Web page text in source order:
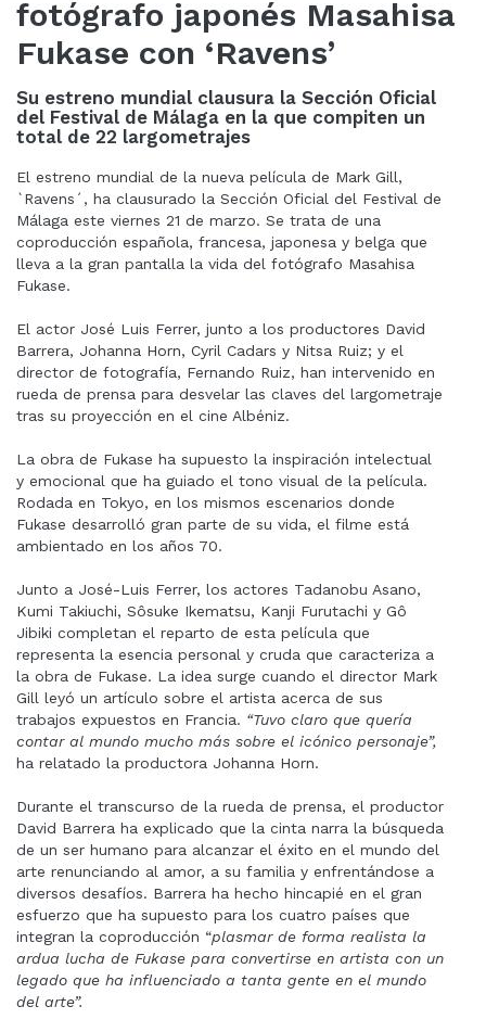
fotógrafo japonés Masahisa
Fukase con ‘Ravens’
Su estreno mundial clausura la Sección Oficial
del Festival de Málaga en la que compiten un
total de 22 largometrajes
El estreno mundial de la nueva película de Mark Gill,
`Ravens´, ha clausurado la Sección Oficial del Festival de
Málaga este viernes 21 de marzo. Se trata de una
coproducción española, francesa, japonesa y belga que
lleva a la gran pantalla la vida del fotógrafo Masahisa
Fukase.
El actor José Luis Ferrer, junto a los productores David
Barrera, Johanna Horn, Cyril Cadars y Nitsa Ruiz; y el
director de fotografía, Fernando Ruiz, han intervenido en
rueda de prensa para desvelar las claves del largometraje
tras su proyección en el cine Albéniz.
La obra de Fukase ha supuesto la inspiración intelectual
y emocional que ha guiado el tono visual de la película.
Rodada en Tokyo, en los mismos escenarios donde
Fukase desarrolló gran parte de su vida, el filme está
ambientado en los años 70.
Junto a José-Luis Ferrer, los actores Tadanobu Asano,
Kumi Takiuchi, Sôsuke Ikematsu, Kanji Furutachi y Gô
Jibiki completan el reparto de esta película que
representa la esencia personal y cruda que caracteriza a
la obra de Fukase. La idea surge cuando el director Mark
Gill leyó un artículo sobre el artista acerca de sus
trabajos expuestos en Francia. “Tuvo claro que quería
contar al mundo mucho más sobre el icónico personaje”,
ha relatado la productora Johanna Horn.
Durante el transcurso de la rueda de prensa, el productor
David Barrera ha explicado que la cinta narra la búsqueda
de un ser humano para alcanzar el éxito en el mundo del
arte renunciando al amor, a su familia y enfrentándose a
diversos desafíos. Barrera ha hecho hincapié en el gran
esfuerzo que ha supuesto para los cuatro países que
integran la coproducción “plasmar de forma realista la
ardua lucha de Fukase para convertirse en artista con un
legado que ha influenciado a tanta gente en el mundo
del arte”.